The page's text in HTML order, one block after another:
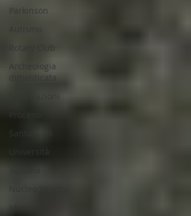
Parkinson
Rotary Club
Archeologia
dimenticata
Proceno
Santa Sofia
Università